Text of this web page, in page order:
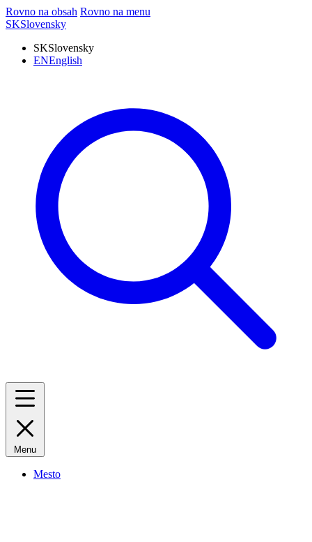
Rovno na obsah Rovno na menu
SKSlovensky
SKSlovensky
ENEnglish
Menu
Mesto